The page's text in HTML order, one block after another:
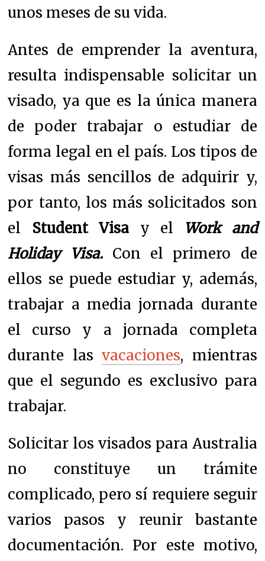
unos meses de su vida.
Antes de emprender la aventura,
resulta indispensable solicitar un
visado, ya que es la única manera
de poder trabajar o estudiar de
forma legal en el país. Los tipos de
visas más sencillos de adquirir y,
por tanto, los más solicitados son
el Student Visa y el Work and
Holiday Visa.Con el primero de
ellos se puede estudiar y, además,
trabajar a media jornada durante
el curso y a jornada completa
durante lasvacaciones, mientras
que el segundo es exclusivo para
trabajar.
Solicitar los visados para Australia
no constituye un trámite
complicado, pero sí requiere seguir
varios pasos y reunir bastante
documentación. Por este motivo,